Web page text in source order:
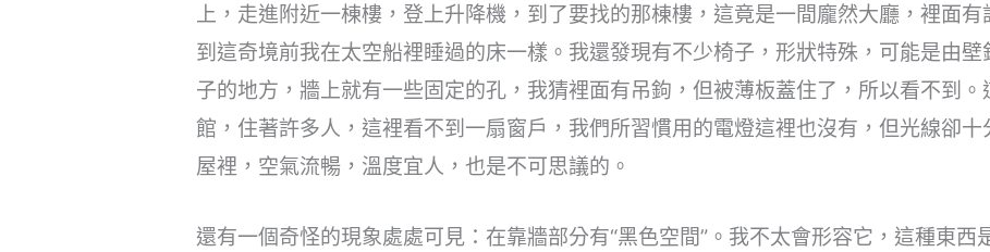
上，走進附近一棟樓，登上升降機，到了要找的那棟樓，這竟是一間龐然大廳，裡面
到這奇境前我在太空船裡睡過的床一樣。我還發現有不少椅子，形狀特殊，可能是由
子的地方，牆上就有一些固定的孔，我猜裡面有吊鉤，但被薄板蓋住了，所以看不到
館，住著許多人，這裡看不到一扇窗戶，我們所習慣用的電燈這裡也沒有，但光線卻
屋裡，空氣流暢，溫度宜人，也是不可思議的。
還有一個奇怪的現象處處可見：在靠牆部分有“黑色空間”。我不太會形容它，這種東西